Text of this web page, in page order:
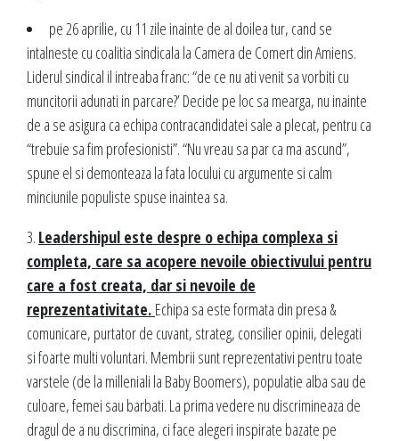
pe 26 aprilie, cu 11 zile inainte de al doilea tur, cand se
intalneste cu coalitia sindicala la Camera de Comert din Amiens.
Liderul sindical il intreaba franc: “de ce nu ati venit sa vorbiti cu
muncitorii adunati in parcare?’ Decide pe loc sa mearga, nu inainte
de a se asigura ca echipa contracandidatei sale a plecat, pentru ca
“trebuie sa fim profesionisti”. “Nu vreau sa par ca ma ascund”,
spune el si demonteaza la fata locului cu argumente si calm
minciunile populiste spuse inaintea sa.
3. Leadershipul este despre o echipa complexa si
completa, care sa acopere nevoile obiectivului pentru
care a fost creata, dar si nevoile de
reprezentativitate. Echipa sa este formata din presa &
comunicare, purtator de cuvant, strateg, consilier opinii, delegati
si foarte multi voluntari. Membrii sunt reprezentativi pentru toate
varstele (de la milleniali la Baby Boomers), populatie alba sau de
culoare, femei sau barbati. La prima vedere nu discrimineaza de
dragul de a nu discrimina, ci face alegeri inspirate bazate pe